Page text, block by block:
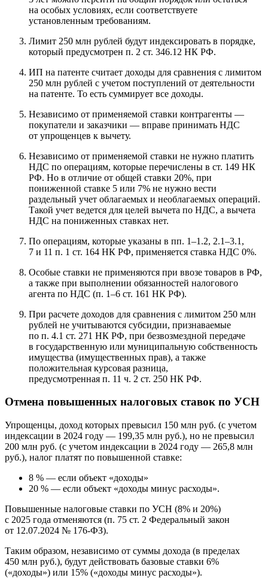
на особых условиях, если соответствуете
установленным требованиям.
Лимит 250 млн рублей будут индексировать в порядке,
который предусмотрен п. 2 ст. 346.12 НК РФ.
ИП на патенте считает доходы для сравнения с лимитом
250 млн рублей с учетом поступлений от деятельности
на патенте. То есть суммирует все доходы.
Независимо от применяемой ставки контрагенты —
покупатели и заказчики — вправе принимать НДС
от упрощенцев к вычету.
Независимо от применяемой ставки не нужно платить
НДС по операциям, которые перечислены в ст. 149 НК
РФ. Но в отличие от общей ставки 20%, при
пониженной ставке 5 или 7% не нужно вести
раздельный учет облагаемых и необлагаемых операций.
Такой учет ведется для целей вычета по НДС, а вычета
НДС на пониженных ставках нет.
По операциям, которые указаны в пп. 1–1.2, 2.1–3.1,
7 и 11 п. 1 ст. 164 НК РФ, применяется ставка НДС 0%.
Особые ставки не применяются при ввозе товаров в РФ,
а также при выполнении обязанностей налогового
агента по НДС (п. 1–6 ст. 161 НК РФ).
При расчете доходов для сравнения с лимитом 250 млн
рублей не учитываются субсидии, признаваемые
по п. 4.1 ст. 271 НК РФ, при безвозмездной передаче
в государственную или муниципальную собственность
имущества (имущественных прав), а также
положительная курсовая разница,
предусмотренная п. 11 ч. 2 ст. 250 НК РФ.
Отмена повышенных налоговых ставок по УСН
Упрощенцы, доход которых превысил 150 млн руб. (с учетом
индексации в 2024 году — 199,35 млн руб.), но не превысил
200 млн руб. (с учетом индексации в 2024 году — 265,8 млн
руб.), налог платят по повышенной ставке:
8 % — если объект «доходы»
20 % — если объект «доходы минус расходы».
Повышенные налоговые ставки по УСН (8% и 20%)
с 2025 года отменяются (п. 75 ст. 2 Федеральный закон
от 12.07.2024 № 176‑ФЗ).
Таким образом, независимо от суммы дохода (в пределах
450 млн руб.), будут действовать базовые ставки 6%
(«доходы») или 15% («доходы минус расходы»).